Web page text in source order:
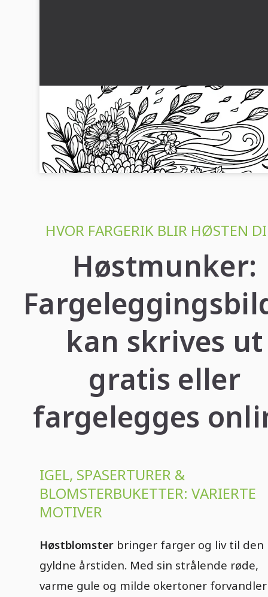
Vinden suser gjennom høstblomster: Last ned
gratis fargeleggingsmal
Høstblomster i vinden venter på å bli fargelagt av deg. Last
ned det gratis fargeleggingsbildet nå!...
HVOR FARGERIK BLIR HØSTEN
Høstmunker:
kan skrives ut
gratis eller
fargelegges
IGEL, SPASERTURER &
BLOMSTERBUKETTER: VARIERTE
MOTIVER
Høstblomster bringer farger og liv til den
gyldne årstiden. Med sin strålende røde,
varme gule og milde okertoner